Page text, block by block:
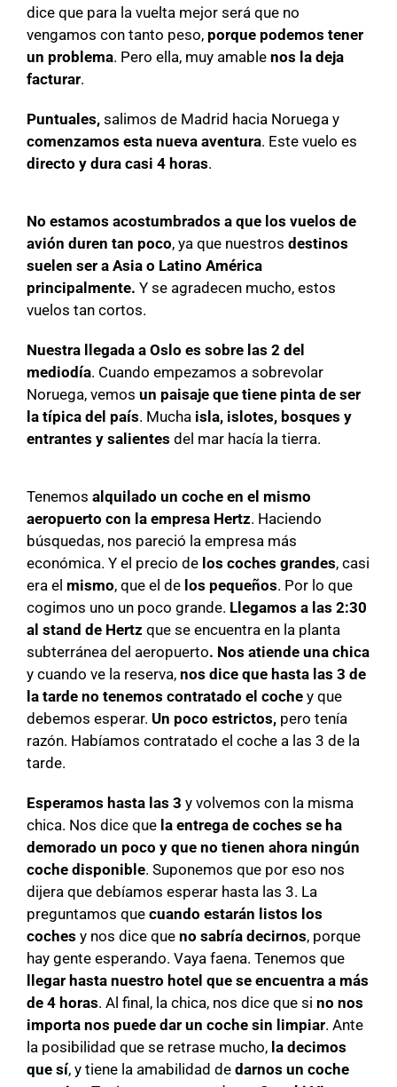
dice que para la vuelta mejor será que no
vengamos con tanto peso, porque podemos tener
un problema. Pero ella, muy amable nos la deja
facturar.
Puntuales,salimos de Madrid hacia Noruega y
comenzamos esta nueva aventura. Este vuelo es
directo y dura casi 4 horas.
No estamos acostumbrados a que los vuelos de
avión duren tan poco, ya que nuestros destinos
suelen ser a Asia o Latino América
principalmente. Y se agradecen mucho, estos
vuelos tan cortos.
Nuestra llegada a Oslo es sobre las 2 del
mediodía. Cuando empezamos a sobrevolar
Noruega, vemos un paisaje que tiene pinta de ser
la típica del país. Mucha isla, islotes, bosques y
entrantes y salientes del mar hacía la tierra.
Tenemos alquilado un coche en el mismo
aeropuerto con la empresa Hertz. Haciendo
búsquedas, nos pareció la empresa más
económica. Y el precio de los coches grandes, casi
era el mismo, que el de los pequeños. Por lo que
cogimos uno un poco grande. Llegamos a las 2:30
al stand de Hertz que se encuentra en la planta
subterránea del aeropuerto. Nos atiende una chica
y cuando ve la reserva, nos dice que hasta las 3 de
la tarde no tenemos contratado el cochey que
debemos esperar. Un poco estrictos,pero tenía
razón. Habíamos contratado el coche a las 3 de la
tarde.
Esperamos hasta las 3 y volvemos con la misma
chica. Nos dice que la entrega de coches se ha
demorado un poco y que no tienen ahora ningún
coche disponible. Suponemos que por eso nos
dijera que debíamos esperar hasta las 3. La
preguntamos que cuando estarán listos los
coches y nos dice que no sabría decirnos, porque
hay gente esperando. Vaya faena. Tenemos que
llegar hasta nuestro hotel que se encuentra a más
de 4 horas. Al final, la chica, nos dice que si no nos
importa nos puede dar un coche sin limpiar. Ante
la posibilidad que se retrase mucho, la decimos
que sí, y tiene la amabilidad de darnos un coche